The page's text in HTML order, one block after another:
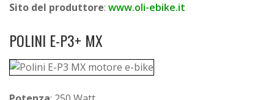
Sito del produttore: www.oli-ebike.it
POLINI E-P3+ MX